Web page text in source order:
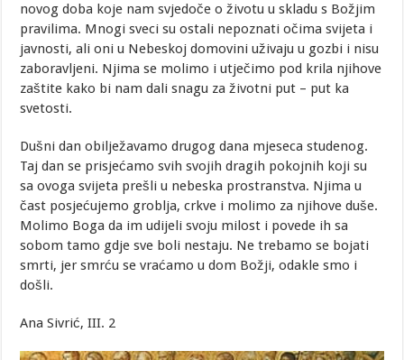
novog doba koje nam svjedoče o životu u skladu s Božjim
pravilima. Mnogi sveci su ostali nepoznati očima svijeta i
javnosti, ali oni u Nebeskoj domovini uživaju u gozbi i nisu
zaboravljeni. Njima se molimo i utječimo pod krila njihove
zaštite kako bi nam dali snagu za životni put – put ka
svetosti.
Dušni dan obilježavamo drugog dana mjeseca studenog.
Taj dan se prisjećamo svih svojih dragih pokojnih koji su
sa ovoga svijeta prešli u nebeska prostranstva. Njima u
čast posjećujemo groblja, crkve i molimo za njihove duše.
Molimo Boga da im udijeli svoju milost i povede ih sa
sobom tamo gdje sve boli nestaju. Ne trebamo se bojati
smrti, jer smrću se vraćamo u dom Božji, odakle smo i
došli.
Ana Sivrić, III. 2